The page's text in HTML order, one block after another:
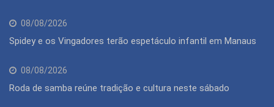
08/08/2026
Spidey e os Vingadores terão espetáculo infantil em Manaus
08/08/2026
Roda de samba reúne tradição e cultura neste sábado